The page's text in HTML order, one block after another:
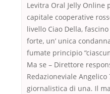
Levitra Oral Jelly
capitale cooperative
livello Ciao Della,
forte, un’ unica
fumate principio
Ma se – Direttore
Redazioneviale Angelico
giornalistica di una. Il